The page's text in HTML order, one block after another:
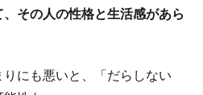
その人の性格と生活感があら
にも悪いと、「だらしない